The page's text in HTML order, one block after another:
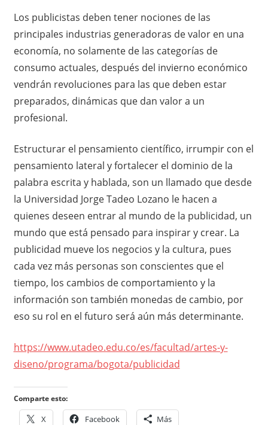
Los publicistas deben tener nociones de las
principales industrias generadoras de valor en una
economía, no solamente de las categorías de
consumo actuales, después del invierno económico
vendrán revoluciones para las que deben estar
preparados, dinámicas que dan valor a un
profesional.
Estructurar el pensamiento científico, irrumpir con el
pensamiento lateral y fortalecer el dominio de la
palabra escrita y hablada, son un llamado que desde
la Universidad Jorge Tadeo Lozano le hacen a
quienes deseen entrar al mundo de la publicidad, un
mundo que está pensado para inspirar y crear. La
publicidad mueve los negocios y la cultura, pues
cada vez más personas son conscientes que el
tiempo, los cambios de comportamiento y la
información son también monedas de cambio, por
eso su rol en el futuro será aún más determinante.
https://www.utadeo.edu.co/es/facultad/artes-y-
diseno/programa/bogota/publicidad
Comparte esto:
X Facebook Más